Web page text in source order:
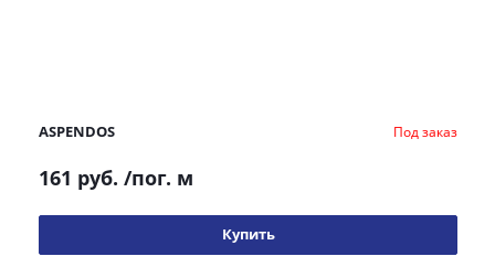
ASPENDOS Под заказ
161 руб. /пог. м
Купить